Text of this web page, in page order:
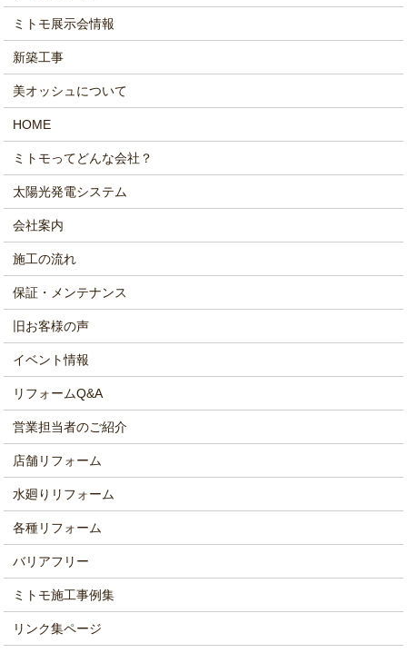
ミトモ展示会情報
新築工事
美オッシュについて
HOME
ミトモってどんな会社？
太陽光発電システム
会社案内
施工の流れ
保証・メンテナンス
旧お客様の声
イベント情報
リフォームQ&A
営業担当者のご紹介
店舗リフォーム
水廻りリフォーム
各種リフォーム
バリアフリー
ミトモ施工事例集
リンク集ページ